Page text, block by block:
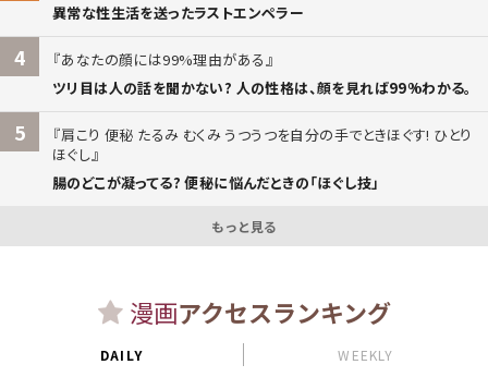
異常な性生活を送ったラストエンペラー
4
あなたの顔には99%理由がある
ツリ目は人の話を聞かない? 人の性格は、顔を見れば99%わかる。
5
肩こり 便秘 たるみ むくみ うつうつを自分の手でときほぐす! ひとり
ほぐし
腸のどこが凝ってる? 便秘に悩んだときの「ほぐし技」
もっと見る
漫画アクセスランキング
DAILY WEEKLY